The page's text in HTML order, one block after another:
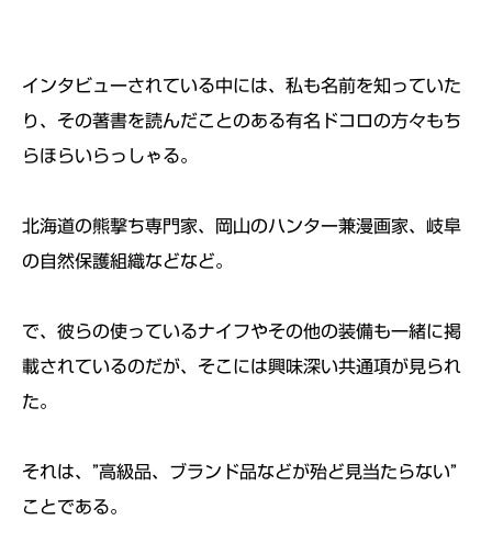
インタビューされている中には、私も名前を知っていた
り、 その著書を読んだことのある有名ドコロの方々もち
らほらいらっしゃる。
北海道の熊撃ち専門家、岡山のハンター兼漫画家、 岐阜
の自然保護組織などなど。
で、 彼らの使っているナイフやその他の装備も一緒に掲
載されているのだが、そこには興味深い共通項が見られ
た。
それは、”高級品、ブランド品などが殆ど見当たらない”
ことである。